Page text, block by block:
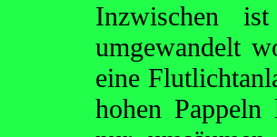
Inzwischen
umgewandelt
eine
hohen